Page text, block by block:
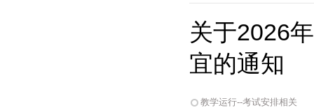
关于2026
宜的通知
教学运行--考试安排相关